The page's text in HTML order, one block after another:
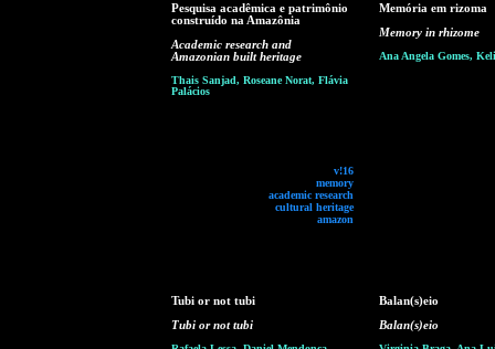
Pesquisa acadêmica e patrimônio
construído na Amazônia
Academic research and
Amazonian built heritage
Thais Sanjad, Roseane Norat, Flávia
Palácios
v!16
memory
academic research
cultural heritage
amazon
Memória em rizoma
Memory in rhizome
Ana Angela Gomes,
Tubi or not tubi
Tubi or not tubi
Balan(s)eio
Balan(s)eio